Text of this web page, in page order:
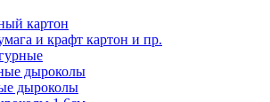
картон
и крафт картон и пр.
дыроколы
дыроколы